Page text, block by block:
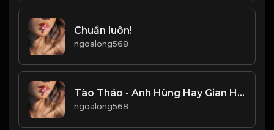
Chuẩn luôn!
ngoalong568
Tào Tháo - Anh Hùng Hay Gian Hùng! & Đạo
ngoalong568